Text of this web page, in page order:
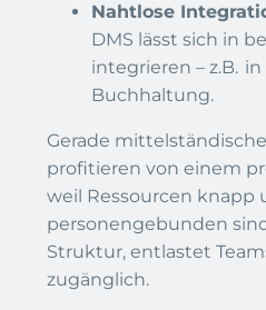
Nahtlose
DMS lässt sich in
integrieren – z.B. in
Buchhaltung.
Gerade
profitieren von einem
weil Ressourcen knapp
personengebunden
Struktur, entlastet
zugänglich.